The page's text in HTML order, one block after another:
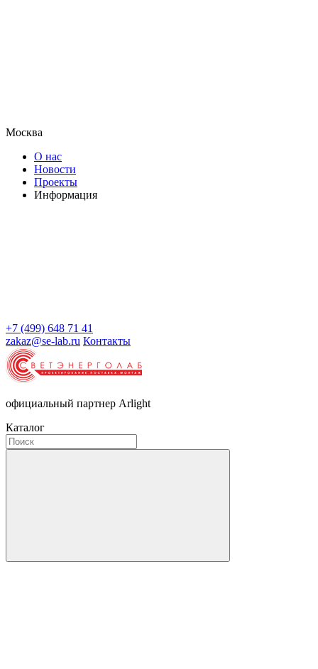
Москва
О нас
Новости
Проекты
Информация
+7 (499) 648 71 41
zakaz@se-lab.ru Контакты
официальный партнер Arlight
Каталог